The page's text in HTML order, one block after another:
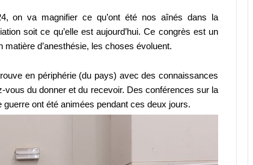
on va magnifier ce qu’ont été nos aînés dans la
soit ce qu’elle est aujourd’hui. Ce congrès est un
d’anesthésie, les choses évoluent.
en périphérie (du pays) avec des connaissances
vous du donner et du recevoir. Des conférences sur la
ont été animées pendant ces deux jours.